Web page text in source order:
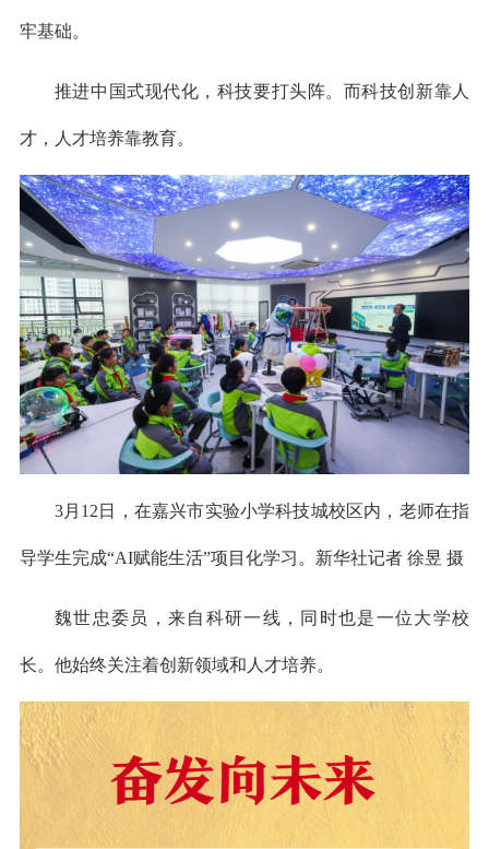
牢基础。
推进中国式现代化，科技要打头阵。而科技创新靠人
才，人才培养靠教育。
3月12日，在嘉兴市实验小学科技城校区内，老师在指
导学生完成“AI赋能生活”项目化学习。新华社记者 徐昱 摄
魏世忠委员，来自科研一线，同时也是一位大学校
长。他始终关注着创新领域和人才培养。